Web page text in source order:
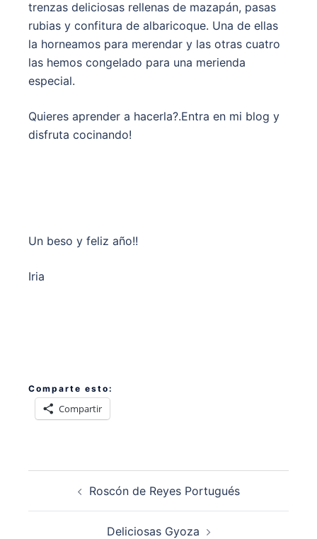
trenzas deliciosas rellenas de mazapán, pasas
rubias y confitura de albaricoque. Una de ellas
la horneamos para merendar y las otras cuatro
las hemos congelado para una merienda
especial.
Quieres aprender a hacerla?.Entra en mi blog y
disfruta cocinando!
Un beso y feliz año!!
Iria
Comparte esto:
Compartir
entradas
Roscón de Reyes Portugués
Deliciosas Gyoza